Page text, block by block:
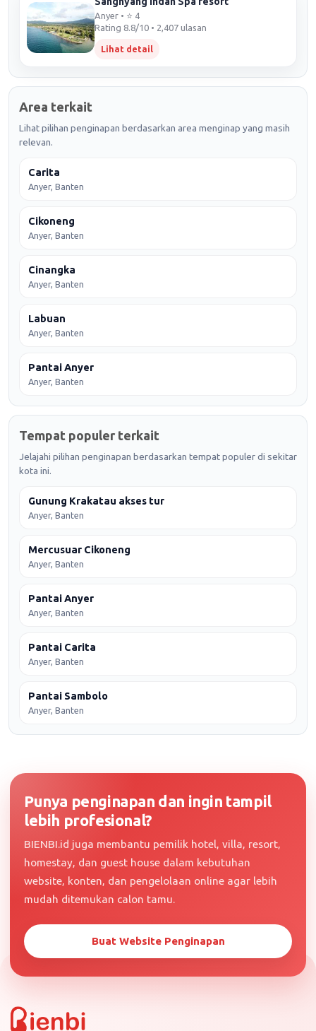
Anyer • ⭐ 4
Rating 8.8/10 • 2,407 ulasan
Lihat detail
Area terkait
Lihat pilihan penginapan berdasarkan area menginap yang masih
relevan.
Carita
Anyer, Banten
Cikoneng
Anyer, Banten
Cinangka
Anyer, Banten
Labuan
Anyer, Banten
Pantai Anyer
Anyer, Banten
Tempat populer terkait
Jelajahi pilihan penginapan berdasarkan tempat populer di sekitar
kota ini.
Gunung Krakatau akses tur
Anyer, Banten
Mercusuar Cikoneng
Anyer, Banten
Pantai Anyer
Anyer, Banten
Pantai Carita
Anyer, Banten
Pantai Sambolo
Anyer, Banten
Punya penginapan dan ingin tampil
lebih profesional?
BIENBI.id juga membantu pemilik hotel, villa, resort,
homestay, dan guest house dalam kebutuhan
website, konten, dan pengelolaan online agar lebih
mudah ditemukan calon tamu.
Buat Website Penginapan